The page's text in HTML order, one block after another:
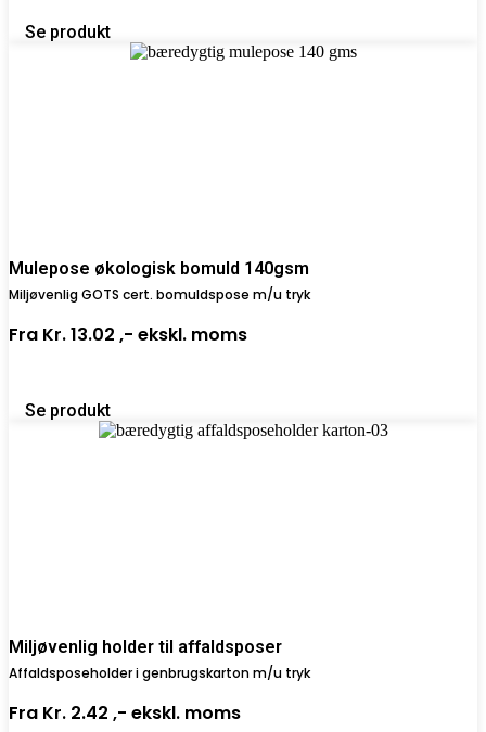
Se produkt
Mulepose økologisk bomuld 140gsm
Miljøvenlig GOTS cert. bomuldspose m/u tryk
Fra Kr. 13.02 ,- ekskl. moms
Se produkt
Miljøvenlig holder til affaldsposer
Affaldsposeholder i genbrugskarton m/u tryk
Fra Kr. 2.42 ,- ekskl. moms